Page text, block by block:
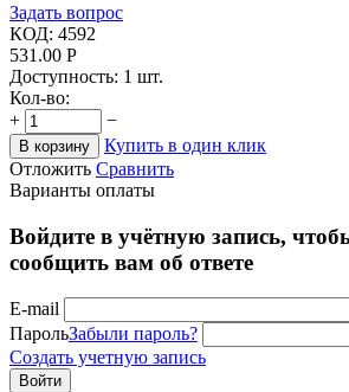
Задать вопрос
КОД: 4592
531.00 Р
Доступность: 1 шт.
Кол-во:
+
−
В корзину
Купить в один клик
Отложить Сравнить
Варианты оплаты
Войдите в учётную запись,
сообщить вам об ответе
E-mail
ПарольЗабыли пароль?
Создать учетную запись
Войти